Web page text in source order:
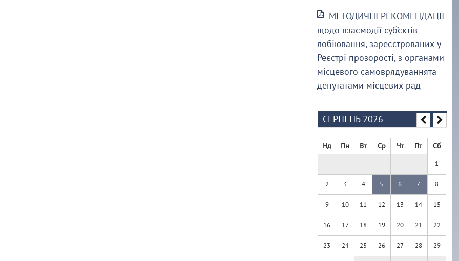
МЕТОДИЧНІ РЕКОМЕНДАЦІЇ
щодо взаємодії суб’єктів
лобіювання, зареєстрованих у
Реєстрі прозорості, з органами
місцевого самоврядуваннята
депутатами місцевих рад
СЕРПЕНЬ 2026
Нд Пн Вт Ср Чт Пт Сб
1
2 3 4 5 6 7 8
9 10 11 12 13 14 15
16 17 18 19 20 21 22
23 24 25 26 27 28 29